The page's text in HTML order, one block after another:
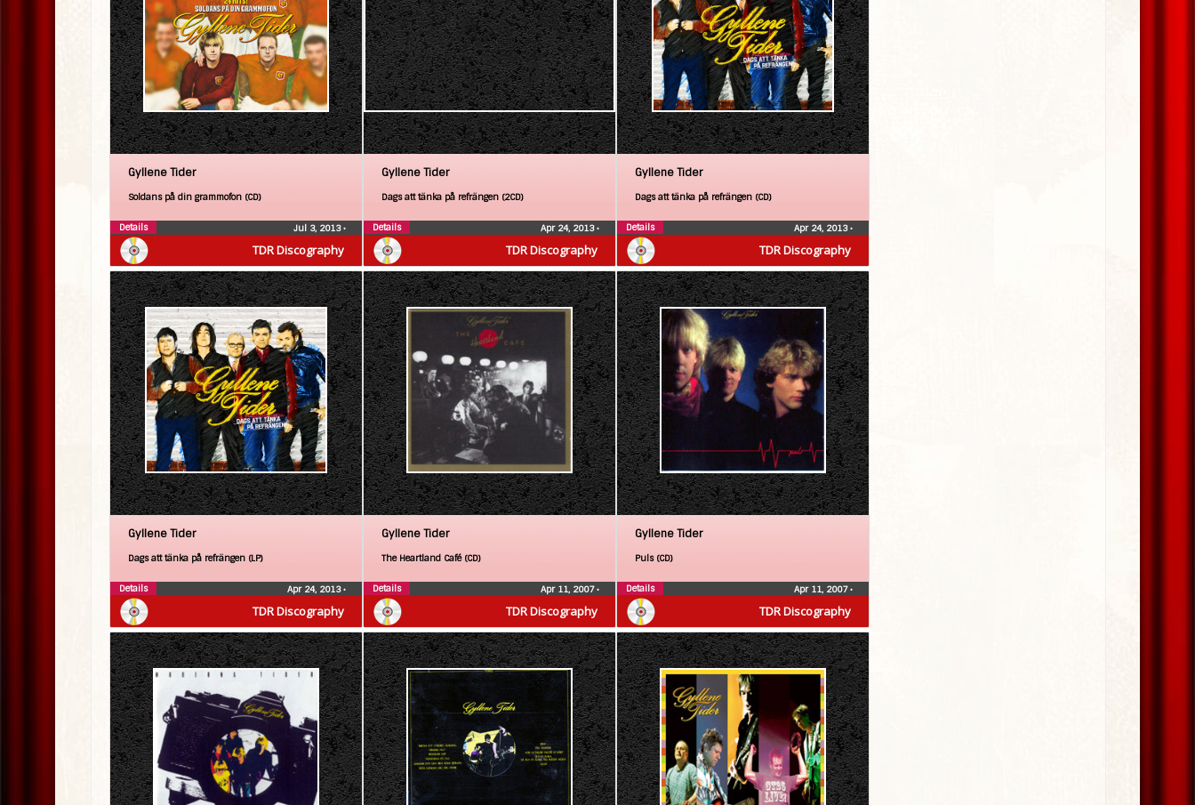
TDR Discography
Gyllene Tider
Soldans på din grammofon (CD)
Jul 3, 2013•
Details
TDR Discography
Gyllene Tider
Dags att tänka på refrängen (2CD)
Apr 24, 2013•
Details
TDR Discography
Gyllene Tider
Dags att tänka på refrängen (CD)
Apr 24, 2013•
Details
TDR Discography
Gyllene Tider
Dags att tänka på refrängen (LP)
Apr 24, 2013•
Details
TDR Discography
Gyllene Tider
The Heartland Café (CD)
Apr 11, 2007•
Details
TDR Discography
Gyllene Tider
Puls (CD)
Apr 11, 2007•
Details